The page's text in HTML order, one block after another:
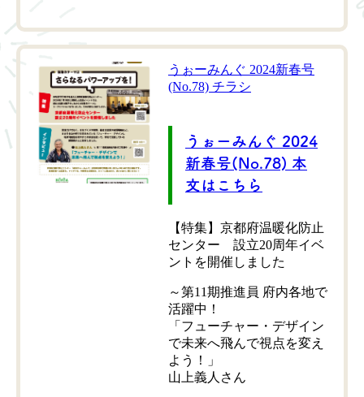
うぉーみんぐ 2024新春号
(No.78) チラシ
うぉーみんぐ 2024
新春号(No.78) 本
文はこちら
【特集】京都府温暖化防止
センター 設立20周年イベ
ントを開催しました
～第11期推進員 府内各地で
活躍中！
「フューチャー・デザイン
で未来へ飛んで視点を変え
よう！」
山上義人さん